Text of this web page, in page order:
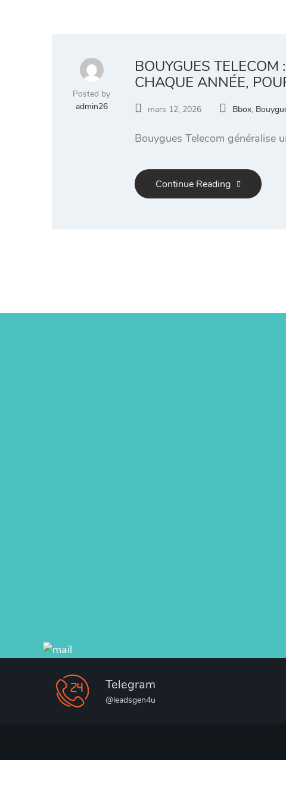
Posted by
admin26
BOUYGUES
CHAQUE ANNÉE,
mars 12, 2026 Bbox,
Bouygues Telecom généralise
Continue Reading
Telegram
@leadsgen4u